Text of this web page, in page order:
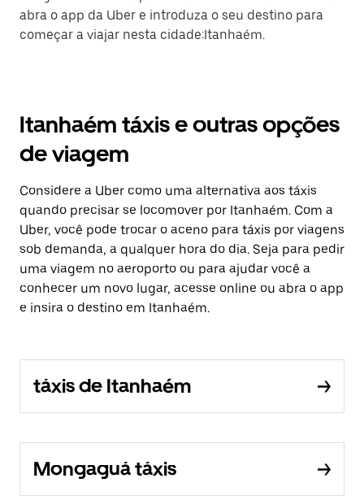
abra o app da Uber e introduza o seu destino para
começar a viajar nesta cidade:Itanhaém.
Itanhaém táxis e outras opções
de viagem
Considere a Uber como uma alternativa aos táxis
quando precisar se locomover por Itanhaém. Com a
Uber, você pode trocar o aceno para táxis por viagens
sob demanda, a qualquer hora do dia. Seja para pedir
uma viagem no aeroporto ou para ajudar você a
conhecer um novo lugar, acesse online ou abra o app
e insira o destino em Itanhaém.
táxis de Itanhaém
Mongaguá táxis